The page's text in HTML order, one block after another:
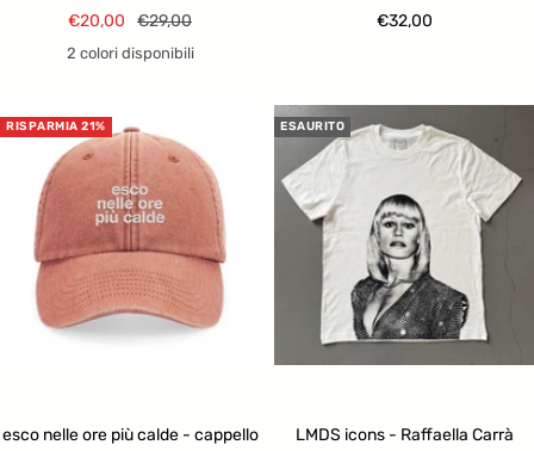
Prezzo
di
€20,00
Prezzo
regolare
€29,00
2 colori disponibili
Prezzo
€32,00
RISPARMIA 21%
esco nelle ore più calde - cappello
ESAURITO
LMDS icons - Raffaella Carrà